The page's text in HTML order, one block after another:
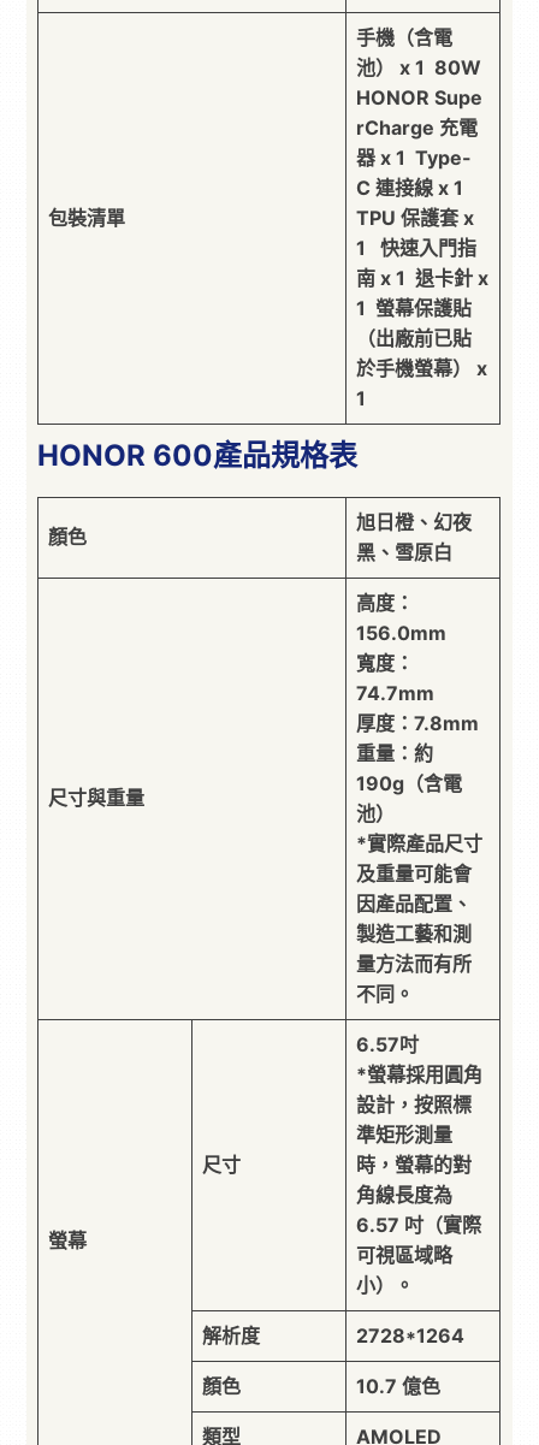
包裝清單
手機（含電
池） x 1 80W
HONOR Supe
rCharge 充電
器 x 1 Type-
C 連接線 x 1
TPU 保護套 x
1 快速入門指
南 x 1 退卡針 x
1 螢幕保護貼
（出廠前已貼
於手機螢幕） x
1
HONOR 600產品規格表
顏色
旭日橙、幻夜
黑、雪原白
尺寸與重量
高度：
156.0mm
寬度：
74.7mm
厚度：7.8mm
重量：約
190g（含電
池）
*實際產品尺寸
及重量可能會
因產品配置、
製造工藝和測
量方法而有所
不同。
螢幕
尺寸
6.57吋
*螢幕採用圓角
設計，按照標
準矩形測量
時，螢幕的對
角線長度為
6.57 吋（實際
可視區域略
小）。
解析度 2728*1264
顏色 10.7 億色
類型 AMOLED